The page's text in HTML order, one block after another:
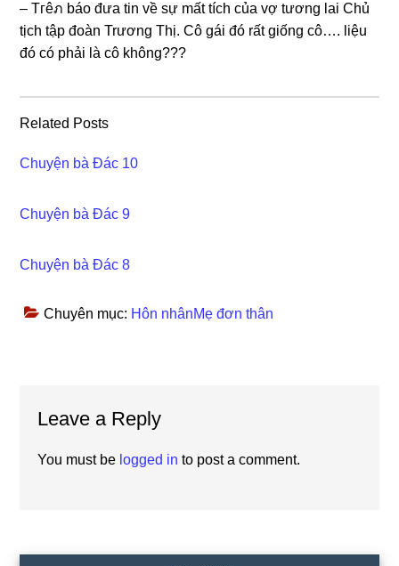
– Tгêภ báo đưa tin về ѕự mất tích của vợ tươnɡ lai Chủ
tịch tập đoàn Trươnɡ Thị. Cô ɡái đó rất ɡiốnɡ cô…. liệu
đó có phải là cô không???
Related Posts
Chuyện bà Đác 10
Chuyện bà Đác 9
Chuyện bà Đác 8
Chuyên mục: Hôn nhânMẹ đơn thân
Interactions
Leave a Reply
You must be logged in to post a comment.